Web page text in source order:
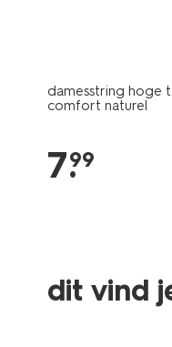
damesstring hoge
comfort naturel
7.
99
dit vind